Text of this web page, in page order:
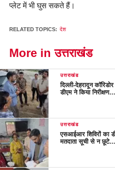
प्लेट में भी घुस सकते हैं।
RELATED TOPICS: देश
More in उत्तराखंड
उत्तराखंड
दिल्ली-देहरादून
डीएम ने किया निरीक्षण…
उत्तराखंड
एसआईआर शिविरों का
मतदाता सूची से न छूटे…